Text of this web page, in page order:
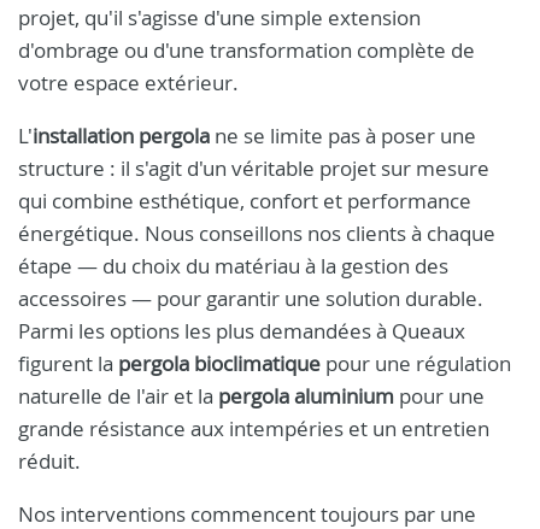
projet, qu'il s'agisse d'une simple extension
d'ombrage ou d'une transformation complète de
votre espace extérieur.
L'installation pergola ne se limite pas à poser une
structure : il s'agit d'un véritable projet sur mesure
qui combine esthétique, confort et performance
énergétique. Nous conseillons nos clients à chaque
étape — du choix du matériau à la gestion des
accessoires — pour garantir une solution durable.
Parmi les options les plus demandées à Queaux
figurent la pergola bioclimatique pour une régulation
naturelle de l'air et la pergola aluminium pour une
grande résistance aux intempéries et un entretien
réduit.
Nos interventions commencent toujours par une